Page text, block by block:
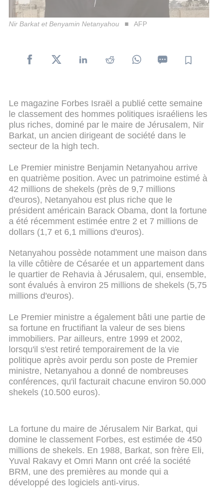
Nir Barkat et Benyamin Netanyahou AFP
Le magazine Forbes Israël a publié cette semaine
le classement des hommes politiques israéliens les
plus riches, dominé par le maire de Jérusalem, Nir
Barkat, un ancien dirigeant de société dans le
secteur de la high tech.
Le Premier ministre Benjamin Netanyahou arrive
en quatrième position. Avec un patrimoine estimé à
42 millions de shekels (près de 9,7 millions
d'euros), Netanyahou est plus riche que le
président américain Barack Obama, dont la fortune
a été récemment estimée entre 2 et 7 millions de
dollars (1,7 et 6,1 millions d'euros).
Netanyahou possède notamment une maison dans
la ville côtière de Césarée et un appartement dans
le quartier de Rehavia à Jérusalem, qui, ensemble,
sont évalués à environ 25 millions de shekels (5,75
millions d'euros).
Le Premier ministre a également bâti une partie de
sa fortune en fructifiant la valeur de ses biens
immobiliers. Par ailleurs, entre 1999 et 2002,
lorsqu'il s'est retiré temporairement de la vie
politique après avoir perdu son poste de Premier
ministre, Netanyahou a donné de nombreuses
conférences, qu'il facturait chacune environ 50.000
shekels (10.500 euros).
La fortune du maire de Jérusalem Nir Barkat, qui
domine le classement Forbes, est estimée de 450
millions de shekels. En 1988, Barkat, son frère Eli,
Yuval Rakavy et Omri Mann ont créé la société
BRM, une des premières au monde qui a
développé des logiciels anti-virus.